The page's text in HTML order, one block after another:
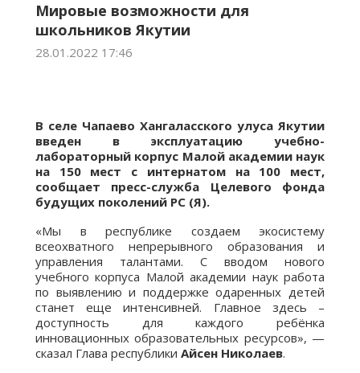
Мировые возможности для
школьников Якутии
28.01.2022 17:46
В селе Чапаево Хангаласского улуса Якутии
введен в эксплуатацию учебно-
лабораторный корпус Малой академии наук
на 150 мест с интернатом на 100 мест,
сообщает пресс-служба Целевого фонда
будущих поколений РС (Я).
«Мы в республике создаем экосистему
всеохватного непрерывного образования и
управления талантами. С вводом нового
учебного корпуса Малой академии наук работа
по выявлению и поддержке одаренных детей
станет еще интенсивней. Главное здесь –
доступность для каждого ребёнка
инновационных образовательных ресурсов», —
сказал Глава республики Айсен Николаев.